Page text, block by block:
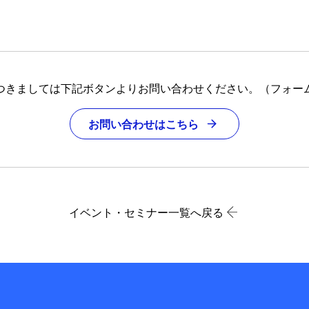
きましては下記ボタンよりお問い合わせください。（フォー
お問い合わせはこちら
イベント・セミナー一覧へ戻る